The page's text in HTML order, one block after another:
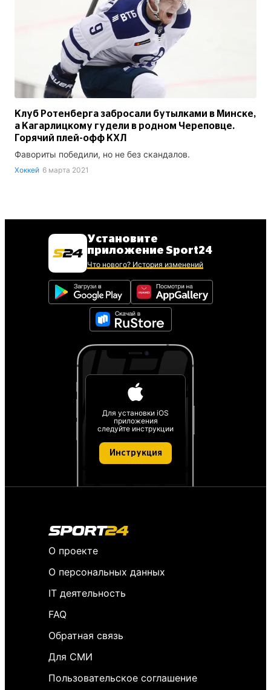
Клуб Ротенберга забросали бутылками в Минске,
а Кагарлицкому гудели в родном Череповце.
Горячий плей-офф КХЛ
Фавориты победили, но не без скандалов.
Хоккей 6 марта 2021
Установите
приложение Sport24
Что нового? История изменений
Для установки iOS
приложения
следуйте инструкции
Инструкция
О проекте
О персональных данных
IT деятельность
FAQ
Обратная связь
Для СМИ
Пользовательское соглашение